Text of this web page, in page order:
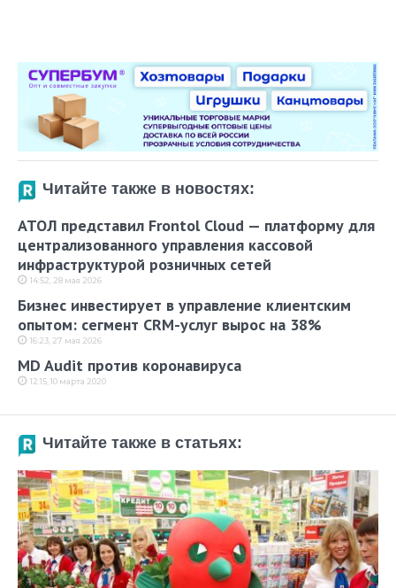
Читайте также в новостях:
АТОЛ представил Frontol Cloud — платформу для
централизованного управления кассовой
инфраструктурой розничных сетей
14:52, 28 мая 2026
Бизнес инвестирует в управление клиентским
опытом: сегмент CRM-услуг вырос на 38%
16:23, 27 мая 2026
MD Audit против коронавируса
12:15, 10 марта 2020
Читайте также в статьях: